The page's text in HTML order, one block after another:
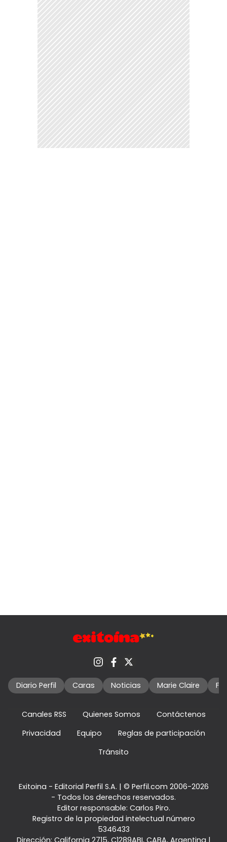
Diario Perfil Caras Noticias Marie Claire
Canales RSS Quienes Somos
Contáctenos
Privacidad
Equipo
Reglas de participación
Tránsito
Exitoina - Editorial Perfil S.A. | © Perfil.com 2006-2026
- Todos los derechos reservados.
Editor responsable: Carlos Piro.
Registro de la propiedad intelectual número
5346433
Dirección: California 2715, C1289ABI, CABA, Argentina |